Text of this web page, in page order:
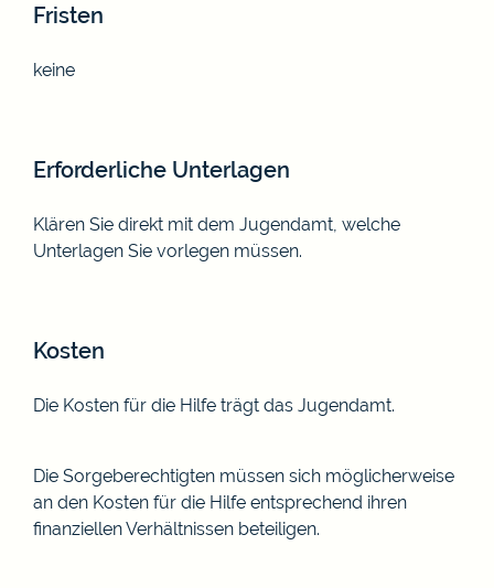
Fristen
keine
Erforderliche Unterlagen
Klären Sie direkt mit dem Jugendamt, welche
Unterlagen Sie vorlegen müssen.
Kosten
Die Kosten für die Hilfe trägt das Jugendamt.
Die Sorgeberechtigten müssen sich möglicherweise
an den Kosten für die Hilfe entsprechend ihren
finanziellen Verhältnissen beteiligen.